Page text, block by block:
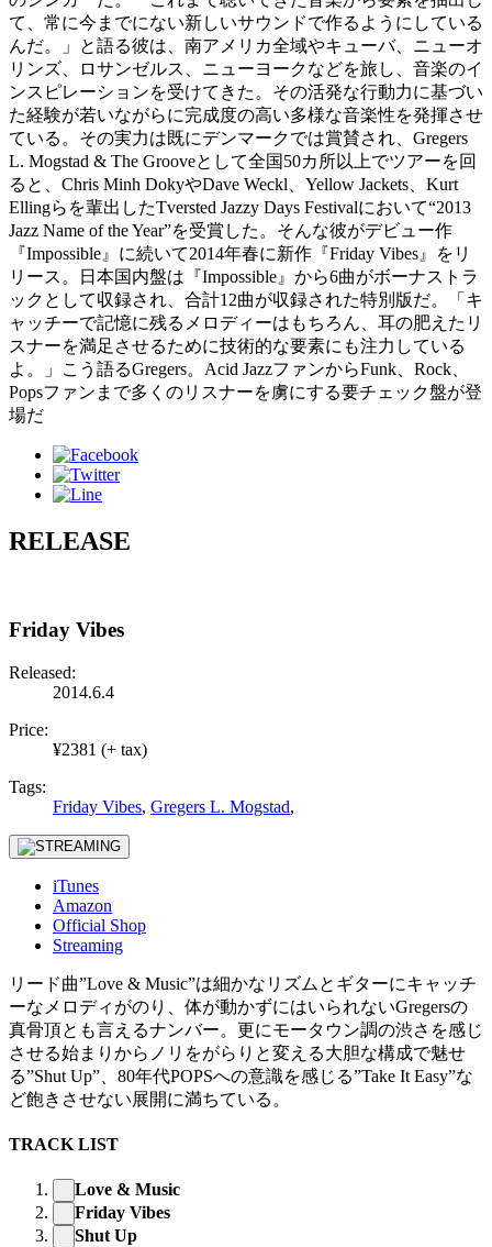
て、常に今までにない新しいサウンドで作るようにしている
んだ。」と語る彼は、南アメリカ全域やキューバ、ニューオ
リンズ、ロサンゼルス、ニューヨークなどを旅し、音楽のイ
ンスピレーションを受けてきた。その活発な行動力に基づい
た経験が若いながらに完成度の高い多様な音楽性を発揮させ
ている。その実力は既にデンマークでは賞賛され、Gregers
L. Mogstad & The Grooveとして全国50カ所以上でツアーを回
ると、Chris Minh DokyやDave Weckl、Yellow Jackets、Kurt
Ellingらを輩出したTversted Jazzy Days Festivalにおいて“2013
Jazz Name of the Year”を受賞した。そんな彼がデビュー作
『Impossible』に続いて2014年春に新作『Friday Vibes』をリ
リース。日本国内盤は『Impossible』から6曲がボーナストラ
ックとして収録され、合計12曲が収録された特別版だ。「キ
ャッチーで記憶に残るメロディーはもちろん、耳の肥えたリ
スナーを満足させるために技術的な要素にも注力している
よ。」こう語るGregers。Acid JazzファンからFunk、Rock、
Popsファンまで多くのリスナーを虜にする要チェック盤が登
場だ
RELEASE
Friday Vibes
Released:
2014.6.4
Price:
¥2381 (+ tax)
Tags:
Friday Vibes, Gregers L. Mogstad,
iTunes
Amazon
Official Shop
Streaming
リード曲”Love & Music”は細かなリズムとギターにキャッチ
ーなメロディがのり、体が動かずにはいられないGregersの
真骨頂とも言えるナンバー。更にモータウン調の渋さを感じ
させる始まりからノリをがらりと変える大胆な構成で魅せ
る”Shut Up”、80年代POPSへの意識を感じる”Take It Easy”な
ど飽きさせない展開に満ちている。
TRACK LIST
Love & Music
Friday Vibes
Shut Up